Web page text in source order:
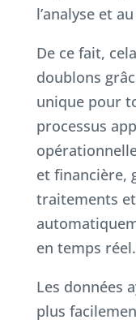
l’analyse et
De ce fait,
doublons
unique pour
processus
et financière,
traitements
en temps réel.
Les données
plus